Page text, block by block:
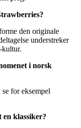
den originale
understreker
i norsk
for eksempel
klassiker?